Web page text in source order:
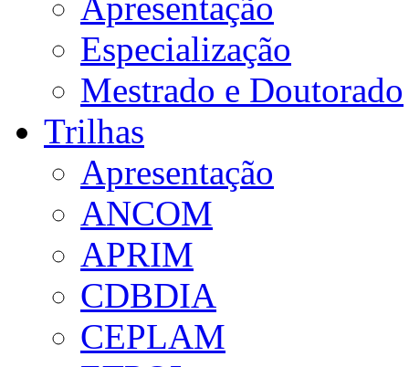
Especialização
Mestrado e Doutorado
Trilhas
Apresentação
ANCOM
APRIM
CDBDIA
CEPLAM